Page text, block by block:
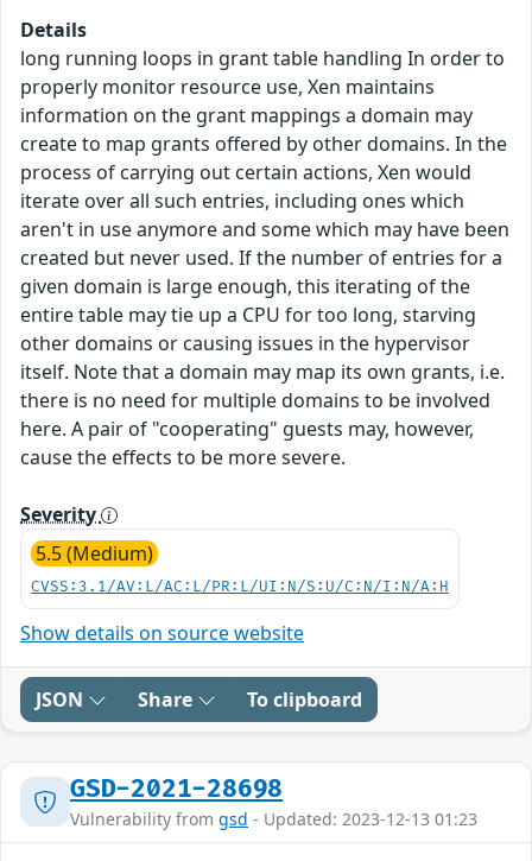
Details
long running loops in grant table handling In order to
properly monitor resource use, Xen maintains
information on the grant mappings a domain may
create to map grants offered by other domains. In the
process of carrying out certain actions, Xen would
iterate over all such entries, including ones which
aren't in use anymore and some which may have been
created but never used. If the number of entries for a
given domain is large enough, this iterating of the
entire table may tie up a CPU for too long, starving
other domains or causing issues in the hypervisor
itself. Note that a domain may map its own grants, i.e.
there is no need for multiple domains to be involved
here. A pair of "cooperating" guests may, however,
cause the effects to be more severe.
Severity
5.5 (Medium)
CVSS:3.1/AV:L/AC:L/PR:L/UI:N/S:U/C:N/I:N/A:H
Show details on source website
JSON Share To clipboard
GSD-2021-28698
Vulnerability from gsd - Updated: 2023-12-13 01:23